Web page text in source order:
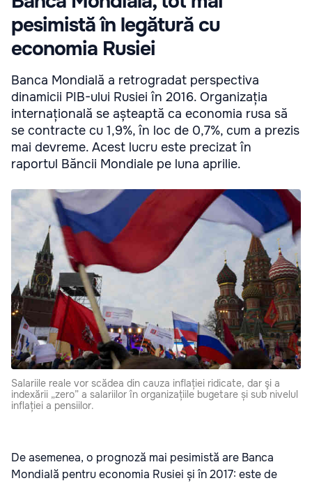
pesimistă în legătură cu
economia Rusiei
Banca Mondială a retrogradat perspectiva
dinamicii PIB-ului Rusiei în 2016. Organizația
internațională se așteaptă ca economia rusa să
se contracte cu 1,9%, în loc de 0,7%, cum a prezis
mai devreme. Acest lucru este precizat în
raportul Băncii Mondiale pe luna aprilie.
Salariile reale vor scădea din cauza inflației ridicate, dar şi a
indexării „zero” a salariilor în organizațiile bugetare și sub nivelul
inflației a pensiilor.
De asemenea, o prognoză mai pesimistă are Banca
Mondială pentru economia Rusiei și în 2017: este de